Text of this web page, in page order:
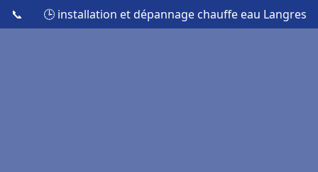
📞 🕒 installation et dépannage chauffe eau Langres